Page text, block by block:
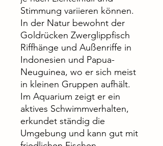
Stimmung variieren können.
In der Natur bewohnt der
Goldrücken Zwerglippfisch
Riffhänge und Außenriffe in
Indonesien und Papua-
Neuguinea, wo er sich meist
in kleinen Gruppen aufhält.
Im Aquarium zeigt er ein
aktives Schwimmverhalten,
erkundet ständig die
Umgebung und kann gut mit